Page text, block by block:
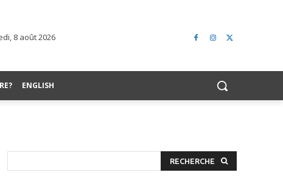
8 août 2026
ENGLISH
RECHERCHE